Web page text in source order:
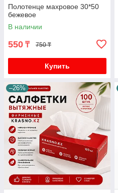
Полотенце махровое 30*50
бежевое
В наличии
550 ₸ 750 ₸
Купить
–26%